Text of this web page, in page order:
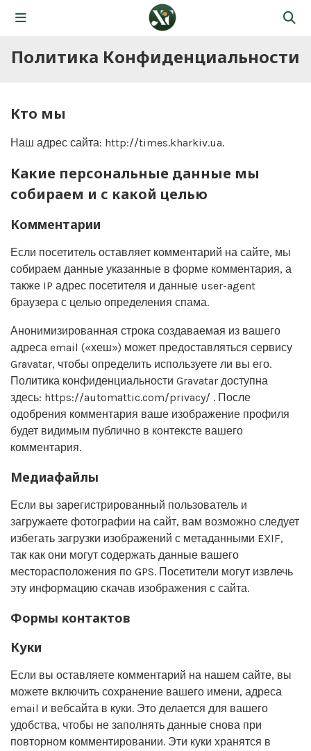
Политика Конфиденциальности
Кто мы
Наш адрес сайта: http://times.kharkiv.ua.
Какие персональные данные мы
собираем и с какой целью
Комментарии
Если посетитель оставляет комментарий на сайте, мы
собираем данные указанные в форме комментария, а
также IP адрес посетителя и данные user-agent
браузера с целью определения спама.
Анонимизированная строка создаваемая из вашего
адреса email («хеш») может предоставляться сервису
Gravatar, чтобы определить используете ли вы его.
Политика конфиденциальности Gravatar доступна
здесь: https://automattic.com/privacy/ . После
одобрения комментария ваше изображение профиля
будет видимым публично в контексте вашего
комментария.
Медиафайлы
Если вы зарегистрированный пользователь и
загружаете фотографии на сайт, вам возможно следует
избегать загрузки изображений с метаданными EXIF,
так как они могут содержать данные вашего
месторасположения по GPS. Посетители могут извлечь
эту информацию скачав изображения с сайта.
Формы контактов
Куки
Если вы оставляете комментарий на нашем сайте, вы
можете включить сохранение вашего имени, адреса
email и вебсайта в куки. Это делается для вашего
удобства, чтобы не заполнять данные снова при
повторном комментировании. Эти куки хранятся в